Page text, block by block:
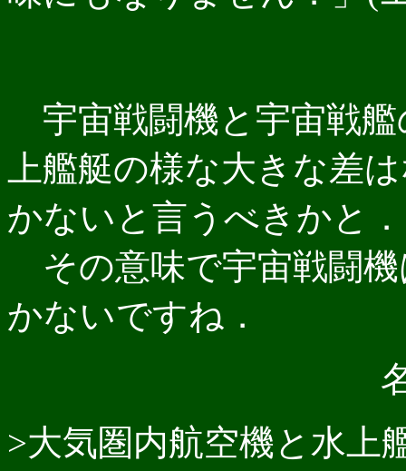
宇宙戦闘機と宇宙戦艦
上艦艇の様な大きな差
かないと言うべきかと．
その意味で宇宙戦闘
かないですね．
>大気圏内航空機と水上